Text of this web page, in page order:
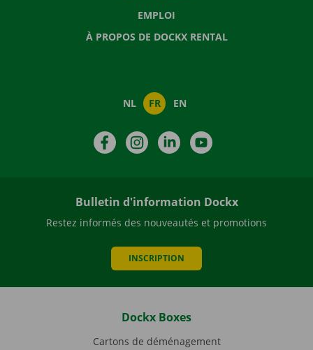
EMPLOI
À PROPOS DE DOCKX RENTAL
NL FR EN
FacebookInstagramLinkedIn
Bulletin d'information Dockx
Restez informés des nouveautés et promotions
INSCRIPTION
Dockx Boxes
Cartons de déménagement